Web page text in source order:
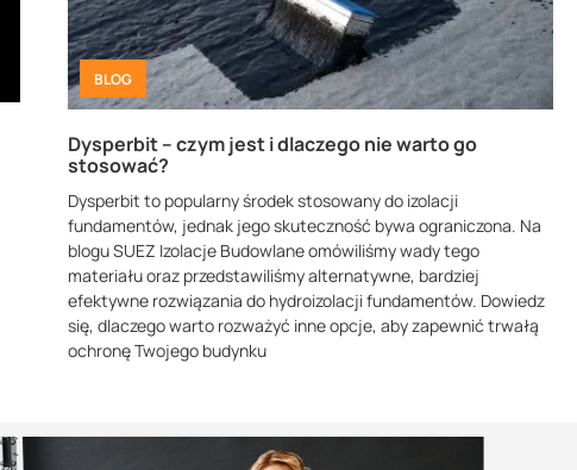
BLOG
Dysperbit – czym jest i dlaczego nie warto go
stosować?
Dysperbit to popularny środek stosowany do izolacji
fundamentów, jednak jego skuteczność bywa ograniczona. Na
blogu SUEZ Izolacje Budowlane omówiliśmy wady tego
materiału oraz przedstawiliśmy alternatywne, bardziej
efektywne rozwiązania do hydroizolacji fundamentów. Dowiedz
się, dlaczego warto rozważyć inne opcje, aby zapewnić trwałą
ochronę Twojego budynku